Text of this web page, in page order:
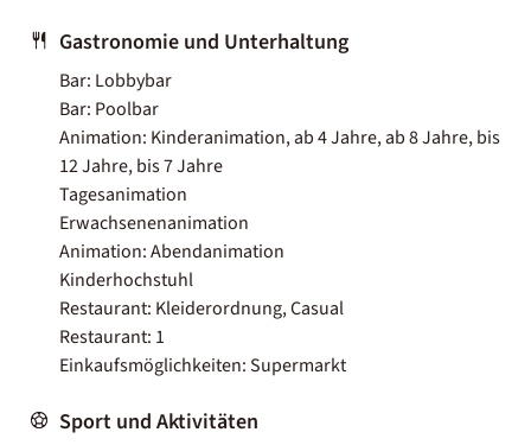
Gastronomie und Unterhaltung
Bar: Lobbybar
Bar: Poolbar
Animation: Kinderanimation, ab 4 Jahre, ab 8 Jahre, bis
12 Jahre, bis 7 Jahre
Tagesanimation
Erwachsenenanimation
Animation: Abendanimation
Kinderhochstuhl
Restaurant: Kleiderordnung, Casual
Restaurant: 1
Einkaufsmöglichkeiten: Supermarkt
Sport und Aktivitäten